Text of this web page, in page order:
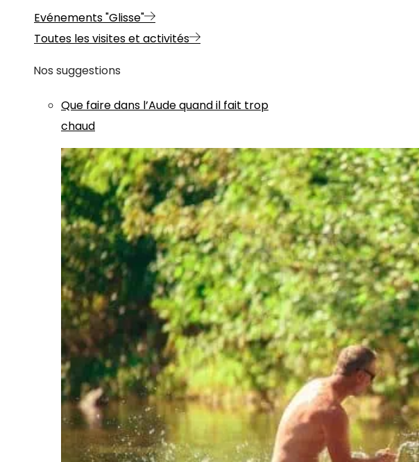
Evénements "Glisse"
Toutes les visites et activités
Nos suggestions
Que faire dans l’Aude quand il fait trop
chaud